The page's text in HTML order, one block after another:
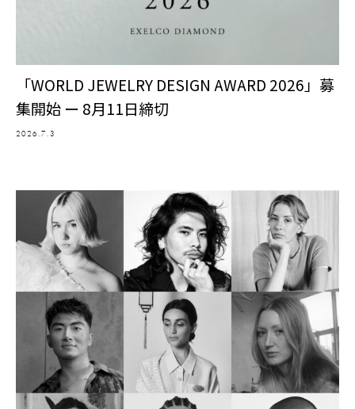
「WORLD JEWELRY DESIGN AWARD 2026」募
集開始 ー 8月11日締切
2026.7.3